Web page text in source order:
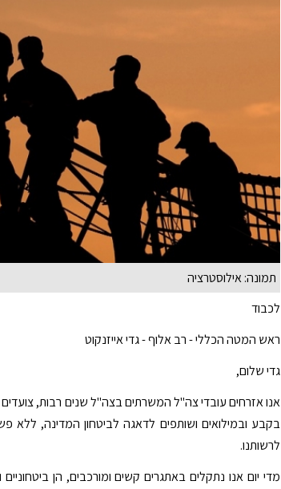
תמונה: אילוסטרציה
לכבוד
ראש המטה הכללי - רב אלוף - גדי אייזנקוט
גדי שלום,
אנו אזרחים עובדי צה"ל המשרתים בצה"ל שנים רבות,
בקבע ובמילואים ושותפים לדאגה לביטחון המדינה, ללא
לרשותנו.
מדי יום אנו נתקלים באתגרים קשים ומורכבים, הן